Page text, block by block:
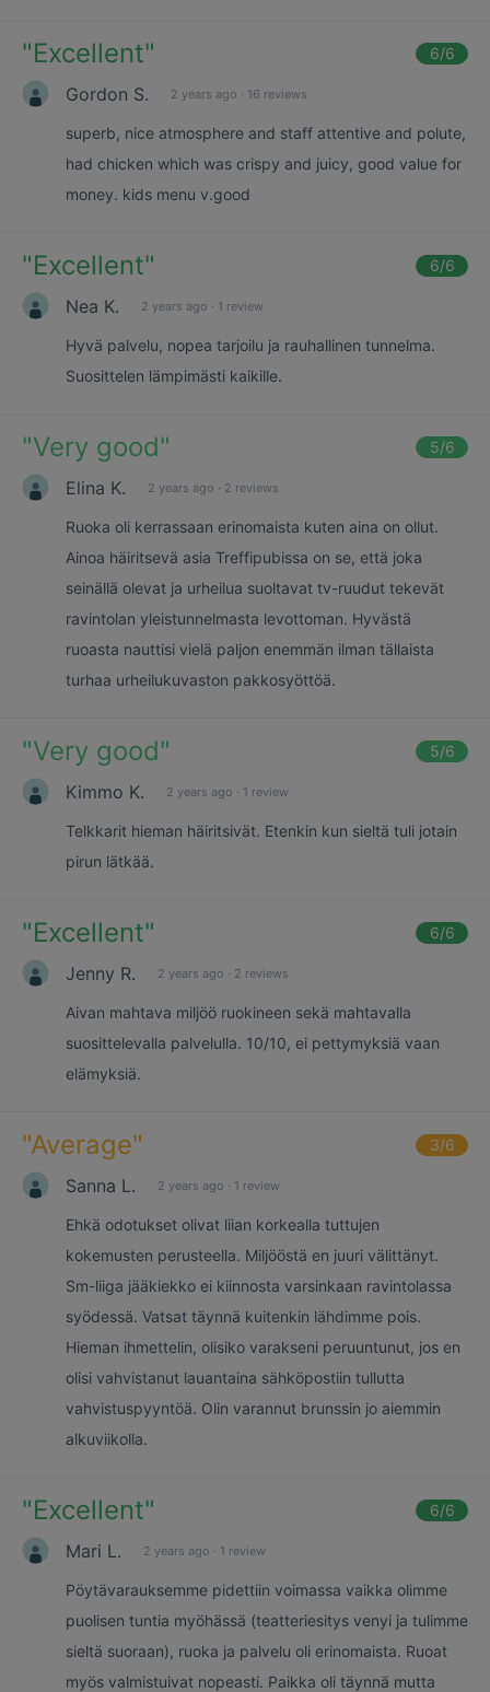
"Excellent" 6/6
Gordon S. 2 years ago · 16 reviews
superb, nice atmosphere and staff attentive and polute,
had chicken which was crispy and juicy, good value for
money. kids menu v.good
"Excellent" 6/6
Nea K. 2 years ago · 1 review
Hyvä palvelu, nopea tarjoilu ja rauhallinen tunnelma.
Suosittelen lämpimästi kaikille.
"Very good" 5/6
Elina K. 2 years ago · 2 reviews
Ruoka oli kerrassaan erinomaista kuten aina on ollut.
Ainoa häiritsevä asia Treffipubissa on se, että joka
seinällä olevat ja urheilua suoltavat tv-ruudut tekevät
ravintolan yleistunnelmasta levottoman. Hyvästä
ruoasta nauttisi vielä paljon enemmän ilman tällaista
turhaa urheilukuvaston pakkosyöttöä.
"Very good" 5/6
Kimmo K. 2 years ago · 1 review
Telkkarit hieman häiritsivät. Etenkin kun sieltä tuli jotain
pirun lätkää.
"Excellent" 6/6
Jenny R. 2 years ago · 2 reviews
Aivan mahtava miljöö ruokineen sekä mahtavalla
suosittelevalla palvelulla. 10/10, ei pettymyksiä vaan
elämyksiä.
"Average" 3/6
Sanna L. 2 years ago · 1 review
Ehkä odotukset olivat liian korkealla tuttujen
kokemusten perusteella. Miljööstä en juuri välittänyt.
Sm-liiga jääkiekko ei kiinnosta varsinkaan ravintolassa
syödessä. Vatsat täynnä kuitenkin lähdimme pois.
Hieman ihmettelin, olisiko varakseni peruuntunut, jos en
olisi vahvistanut lauantaina sähköpostiin tullutta
vahvistuspyyntöä. Olin varannut brunssin jo aiemmin
alkuviikolla.
"Excellent" 6/6
Mari L. 2 years ago · 1 review
Pöytävarauksemme pidettiin voimassa vaikka olimme
puolisen tuntia myöhässä (teatteriesitys venyi ja tulimme
sieltä suoraan), ruoka ja palvelu oli erinomaista. Ruoat
myös valmistuivat nopeasti. Paikka oli täynnä mutta